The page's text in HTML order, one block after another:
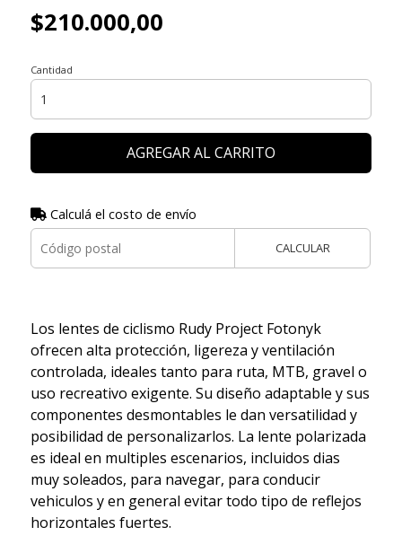
$210.000,00
Cantidad
AGREGAR AL CARRITO
Calculá el costo de envío
CALCULAR
Los lentes de ciclismo Rudy Project Fotonyk
ofrecen alta protección, ligereza y ventilación
controlada, ideales tanto para ruta, MTB, gravel o
uso recreativo exigente. Su diseño adaptable y sus
componentes desmontables le dan versatilidad y
posibilidad de personalizarlos. La lente polarizada
es ideal en multiples escenarios, incluidos dias
muy soleados, para navegar, para conducir
vehiculos y en general evitar todo tipo de reflejos
horizontales fuertes.